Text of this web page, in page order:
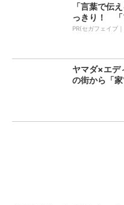
「言葉で伝
っきり！ 「
PR(セガフェイブ
ヤマダ×エデ
の街から「